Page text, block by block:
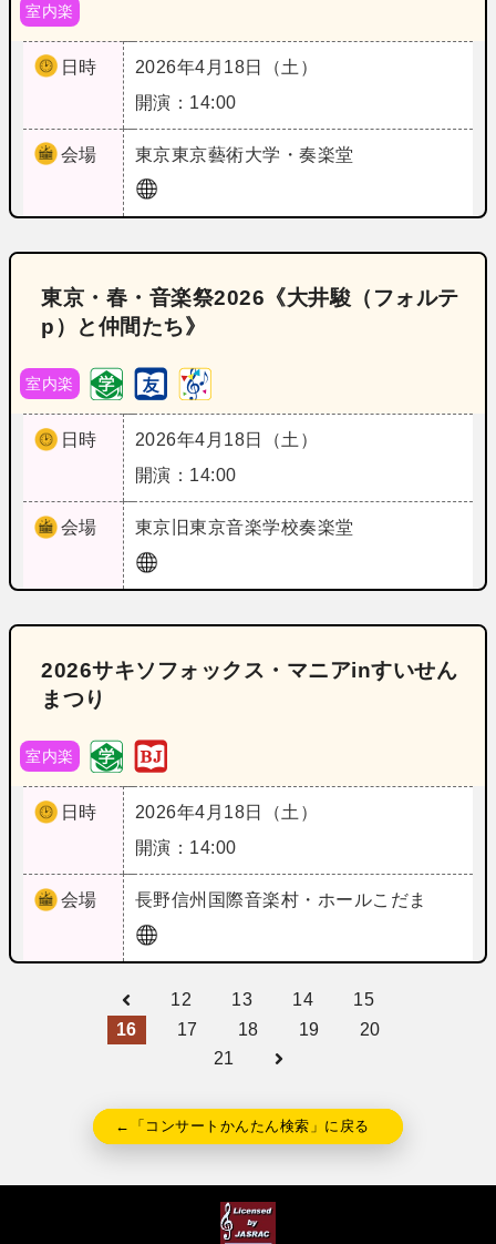
室内楽
日時
2026年4月18日（土）
開演：14:00
会場 東京東京藝術大学・奏楽堂
東京・春・音楽祭2026《大井駿（フォルテ
p）と仲間たち》
室内楽
日時
2026年4月18日（土）
開演：14:00
会場 東京 旧東京音楽学校奏楽堂
2026サキソフォックス・マニアinすいせん
まつり
室内楽
日時
2026年4月18日（土）
開演：14:00
会場 長野信州国際音楽村・ホールこだま
12 13 14
15
16
17 18 19
20
21
←「コンサートかんたん検索」に戻る